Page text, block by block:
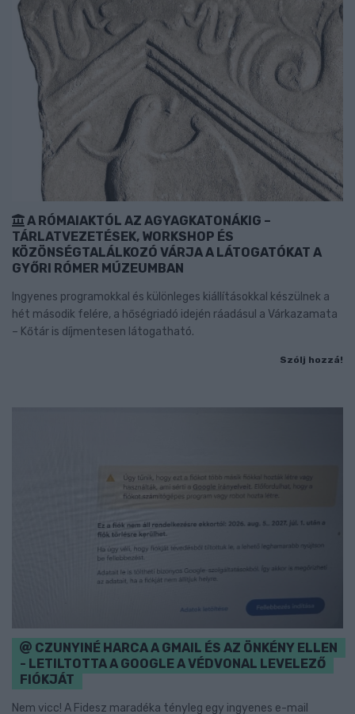
A RÓMAIAKTÓL AZ AGYAGKATONÁKIG –
TÁRLATVEZETÉSEK, WORKSHOP ÉS
KÖZÖNSÉGTALÁLKOZÓ VÁRJA A LÁTOGATÓKAT A
GYŐRI RÓMER MÚZEUMBAN
Ingyenes programokkal és különleges kiállításokkal készülnek a
hét második felére, a hőségriadó idején ráadásul a Várkazamata
– Kőtár is díjmentesen látogatható.
Szólj hozzá!
CZUNYINÉ HARCA A GMAIL ÉS AZ ÖNKÉNY ELLEN
- LETILTOTTA A GOOGLE A VÉDVONAL LEVELEZŐ
FIÓKJÁT
Nem vicc! A Fidesz maradéka tényleg egy ingyenes e-mail